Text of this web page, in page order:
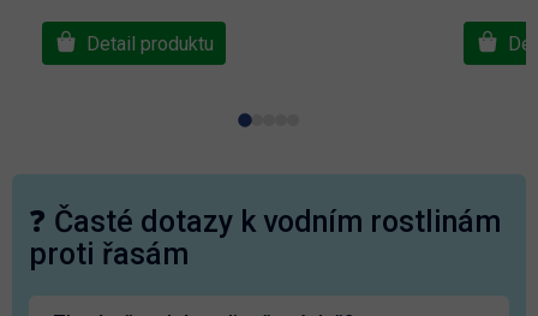
Detail produktu
❓ Časté dotazy k vodním rostlinám
proti řasám